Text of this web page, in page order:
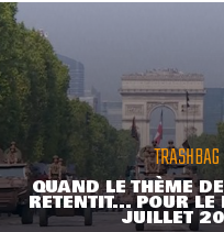
TRASHBAG
QUAND LE THÈME
RETENTIT... POUR
JUILLET